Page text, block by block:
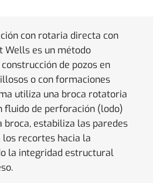
con rotaria directa con
Wells es un método
de pozos en
o con formaciones
utiliza una broca rotatoria
fluido de perforación (lodo)
estabiliza las paredes
recortes hacia la
la integridad estructural